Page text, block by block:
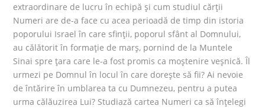
extraordinare de lucru în echipă și cum studiul cărții
Numeri are de-a face cu acea perioadă de timp din istoria
poporului Israel în care sfinții, poporul sfânt al Domnului,
au călătorit în formație de marș, pornind de la Muntele
Sinai spre țara care le-a fost promis ca moștenire veșnică. Îl
urmezi pe Domnul în locul în care dorește să fii? Ai nevoie
de întărire în umblarea ta cu Dumnezeu, pentru a putea
urma călăuzirea Lui? Studiază cartea Numeri ca să înțelegi